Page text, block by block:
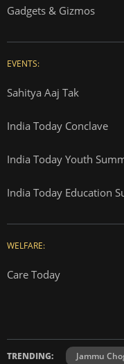
Gadgets & Gizmos
EVENTS:
Sahitya Aaj Tak
India Today Conclave
India Today Youth
India Today Education
WELFARE:
Care Today
TRENDING: Jammu